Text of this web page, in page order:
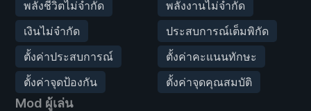
พลังชีวิตไม่จำกัด
พลังงานไม่จำกัด
เงินไม่จำกัด
ประสบการณ์เต็มพิกัด
ตั้งค่าประสบการณ์
ตั้งค่าคะแนนทักษะ
ตั้งค่าจุดป้องกัน
ตั้งค่าจุดคุณสมบัติ
Mod ผู้เล่น